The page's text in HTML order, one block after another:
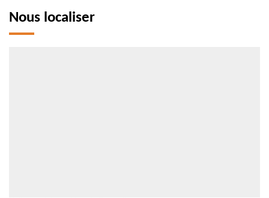
Nous localiser